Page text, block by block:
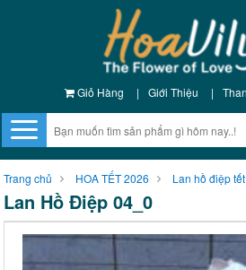
Giỏ Hàng | Giới Thiệu |
Trang chủ HOA TẾT 2026 Lan hồ điệp tết
Lan Hồ Điệp 04_0